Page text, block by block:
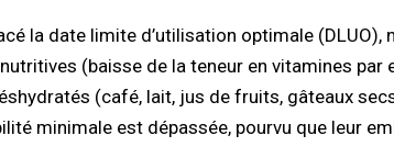
la date limite d’utilisation optimale (DLUO),
(baisse de la teneur en vitamines par
(café, lait, jus de fruits, gâteaux
minimale est dépassée, pourvu que leur